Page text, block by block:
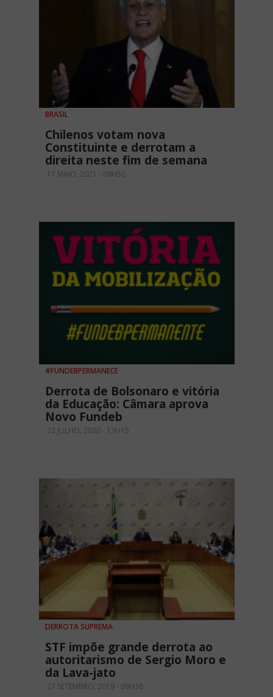
BRASIL
Chilenos votam nova
Constituinte e derrotam a
direita neste fim de semana
17 MAIO, 2021 - 09H50
#FUNDEBPERMANECE
Derrota de Bolsonaro e vitória
da Educação: Câmara aprova
Novo Fundeb
22 JULHO, 2020 - 13H15
DERROTA SUPREMA
STF impõe grande derrota ao
autoritarismo de Sergio Moro e
da Lava-jato
27 SETEMBRO, 2019 - 09H38